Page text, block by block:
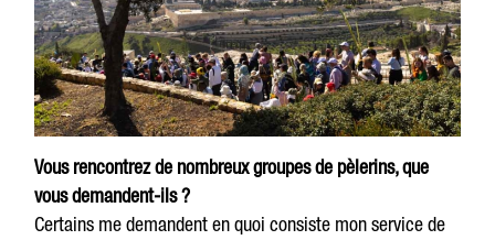
Vous rencontrez de nombreux groupes de pèlerins, que
vous demandent-ils ?
Certains me demandent en quoi consiste mon service de